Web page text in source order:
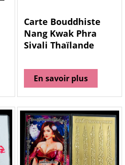
Carte Bouddhiste
Nang Kwak Phra
Sivali Thaïlande
En savoir plus